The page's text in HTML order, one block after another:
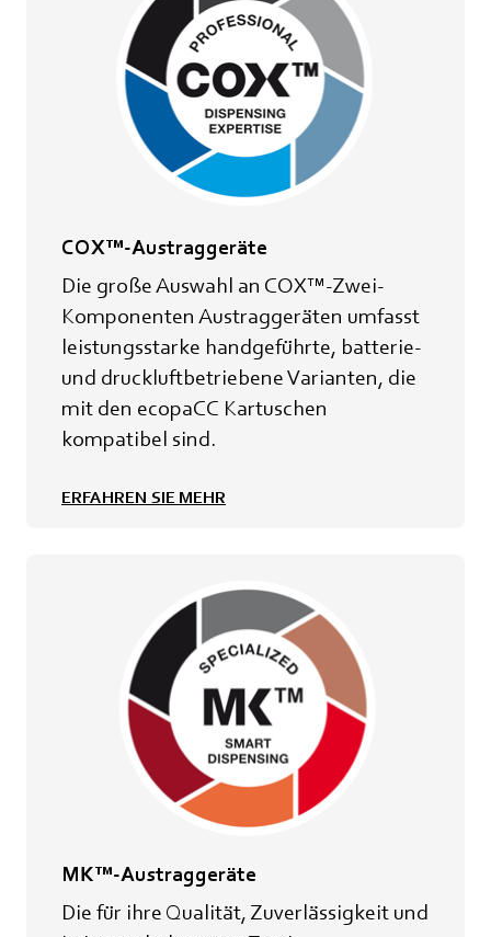
COX™-Austraggeräte
Die große Auswahl an COX™-Zwei-
Komponenten Austraggeräten umfasst
leistungsstarke handgeführte, batterie-
und druckluftbetriebene Varianten, die
mit den ecopaCC Kartuschen
kompatibel sind.
ERFAHREN SIE MEHR
MK™-Austraggeräte
Die für ihre Qualität, Zuverlässigkeit und